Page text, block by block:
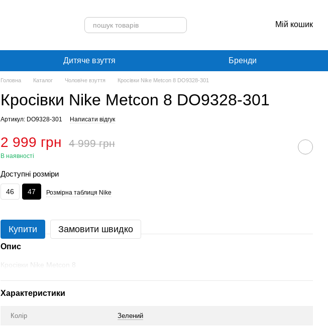
Мій кошик
Дитяче взуття Бренди
Головна Каталог Чоловіче взуття Кросівки Nike Metcon 8 DO9328-301
Кросівки Nike Metcon 8 DO9328-301
Артикул: DO9328-301 Написати відгук
2 999 грн 4 999 грн
В наявності
Доступні розміри
46 47 Розмірна таблиця Nike
Купити Замовити швидко
Опис
Кросівки Nike Metcon 8
Характеристики
Колір Зелений